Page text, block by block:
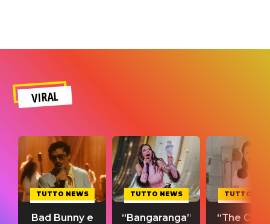
VIRAL
TUTTO NEWS
Bad Bunny e
TUTTO NEWS
“Bangaranga”
TUTTO
“The